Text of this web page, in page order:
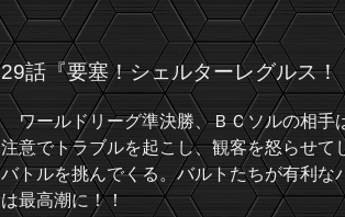
29話『要塞！シェルターレグルス！
ワールドリーグ準決勝、ＢＣソルの相手
注意でトラブルを起こし、観客を怒らせて
バトルを挑んでくる。バルトたちが有利
は最高潮に！！